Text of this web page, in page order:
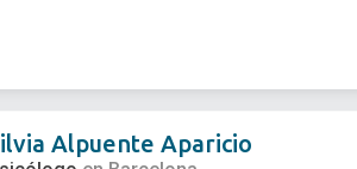
Alpuente Aparicio